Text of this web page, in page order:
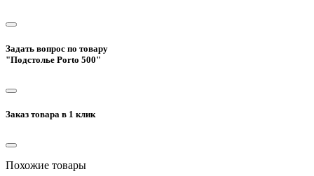
Задать вопрос по товару
"Подстолье Porto 500"
Заказ товара в 1 клик
Похожие товары